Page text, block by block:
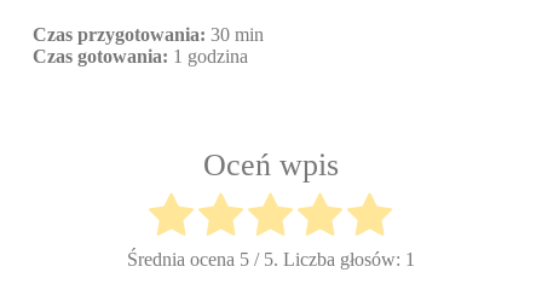
Czas przygotowania: 30 min
Czas gotowania: 1 godzina
Oceń wpis
Średnia ocena 5/ 5. Liczba głosów: 1